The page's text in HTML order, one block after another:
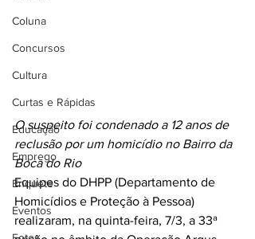
Coluna
Concursos
Cultura
Curtas e Rápidas
Educação
Emprego
Enquete
Eventos
O suspeito foi condenado a 12 anos de
reclusão por um homicídio no Bairro da
Boca do Rio
Equipes do DHPP (Departamento de
Homicídios e Proteção à Pessoa)
realizaram, na quinta-feira, 7/3, a 33ª